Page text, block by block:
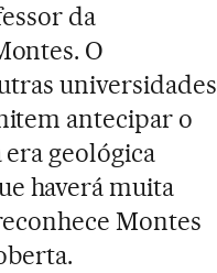
da
O
universidades
antecipar o
geológica
haverá muita
Montes